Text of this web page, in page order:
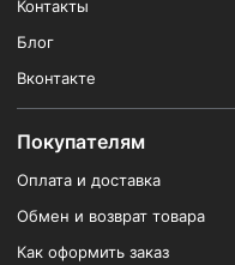
Контакты
Блог
Вконтакте
Покупателям
Оплата и доставка
Обмен и возврат товара
Как оформить заказ